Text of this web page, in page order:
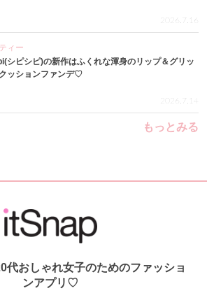
2026.7.16
ィー
シピシピ)の新作はふくれな渾身のリップ＆グリッ
ッションファンデ♡
2026.7.14
もっとみる
代おしゃれ女子のためのファッショ
ンアプリ♡